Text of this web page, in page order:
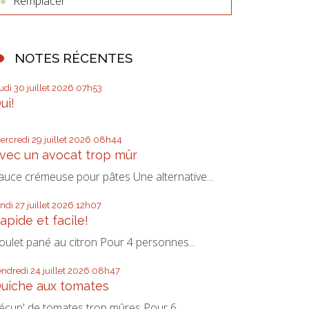
NOTES RÉCENTES
30 juillet 2026 07h53
29 juillet 2026 08h44
un avocat trop mûr
crémeuse pour pâtes Une alternative...
27 juillet 2026 12h07
et facile!
pané au citron Pour 4 personnes...
24 juillet 2026 08h47
aux tomates